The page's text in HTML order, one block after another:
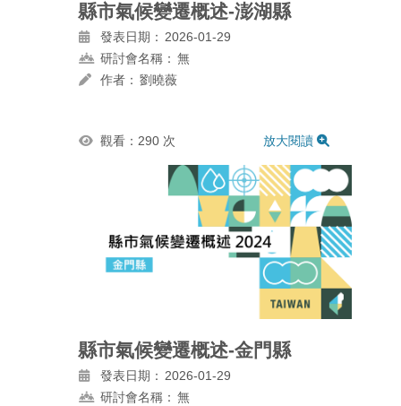
縣市氣候變遷概述-澎湖縣
發表日期： 2026-01-29
研討會名稱： 無
作者： 劉曉薇
觀看：290 次 放大閱讀
縣市氣候變遷概述-金門縣
發表日期： 2026-01-29
研討會名稱： 無